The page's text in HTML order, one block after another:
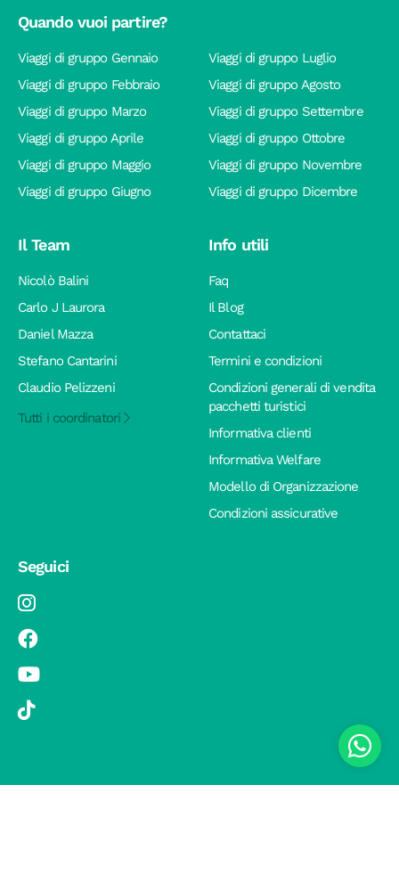
Quando vuoi partire?
Viaggi di gruppo Gennaio
Viaggi di gruppo Febbraio
Viaggi di gruppo Marzo
Viaggi di gruppo Aprile
Viaggi di gruppo Maggio
Viaggi di gruppo Giugno
Viaggi di gruppo Luglio
Viaggi di gruppo Agosto
Viaggi di gruppo Settembre
Viaggi di gruppo Ottobre
Viaggi di gruppo Novembre
Viaggi di gruppo Dicembre
Il Team
Nicolò Balini
Carlo J Laurora
Daniel Mazza
Stefano Cantarini
Claudio Pelizzeni
Tutti i coordinatori
Info utili
Faq
Il Blog
Contattaci
Termini e condizioni
Condizioni generali di vendita
pacchetti turistici
Informativa clienti
Informativa Welfare
Modello di Organizzazione
Condizioni assicurative
Seguici